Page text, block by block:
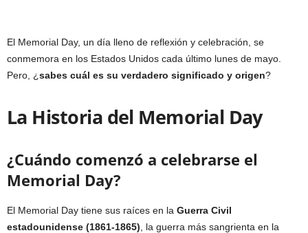
El Memorial Day, un día lleno de reflexión y celebración, se
conmemora en los Estados Unidos cada último lunes de mayo.
Pero, ¿sabes cuál es su verdadero significado y origen?
La Historia del Memorial Day
¿Cuándo comenzó a celebrarse el
Memorial Day?
El Memorial Day tiene sus raíces en la Guerra Civil
estadounidense (1861-1865) , la guerra más sangrienta en la